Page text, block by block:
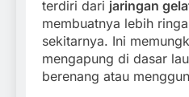
terdiri dari jaringan
membuatnya lebih
sekitarnya. Ini
mengapung di dasar
berenang atau